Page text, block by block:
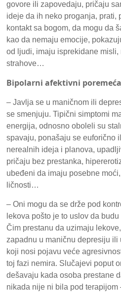
govore ili zapovedaju, pričaju
ideje da ih neko proganja, prati,
kontakt sa bogom, da mogu da
kao da nemaju emocije,
od ljudi, imaju isprekidane
strahove…
Bipolarni afektivni
– Javlja se u maničnom ili
se smenjuju. Tipični simptomi
energija, odnosno oboleli su
spavaju, ponašaju se euforično
nerealnih ideja i planova,
pričaju bez prestanka,
ubeđeni da imaju posebne
ličnosti…
– Oni mogu da se drže pod
lekova pošto je to uslov da
Čim prestanu da uzimaju
zapadnu u maničnu depresiju
koji nosi pojavu veće
toj fazi nemira. Slučajevi poput
dešavaju kada osoba prestane
nikada nije ni bila pod terapijom